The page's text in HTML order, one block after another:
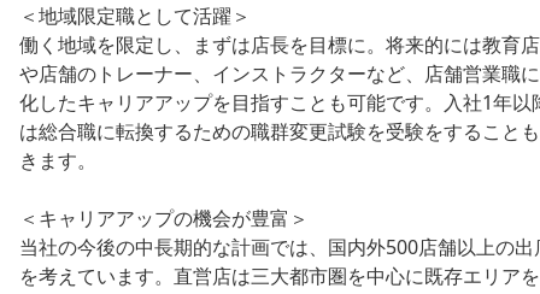
＜地域限定職として活躍＞
働く地域を限定し、まずは店長を目標に。将来的には教育
や店舗のトレーナー、インストラクターなど、店舗営業職
化したキャリアアップを目指すことも可能です。入社1年以
は総合職に転換するための職群変更試験を受験をすること
きます。
＜キャリアアップの機会が豊富＞
当社の今後の中長期的な計画では、国内外500店舗以上の出
を考えています。直営店は三大都市圏を中心に既存エリア